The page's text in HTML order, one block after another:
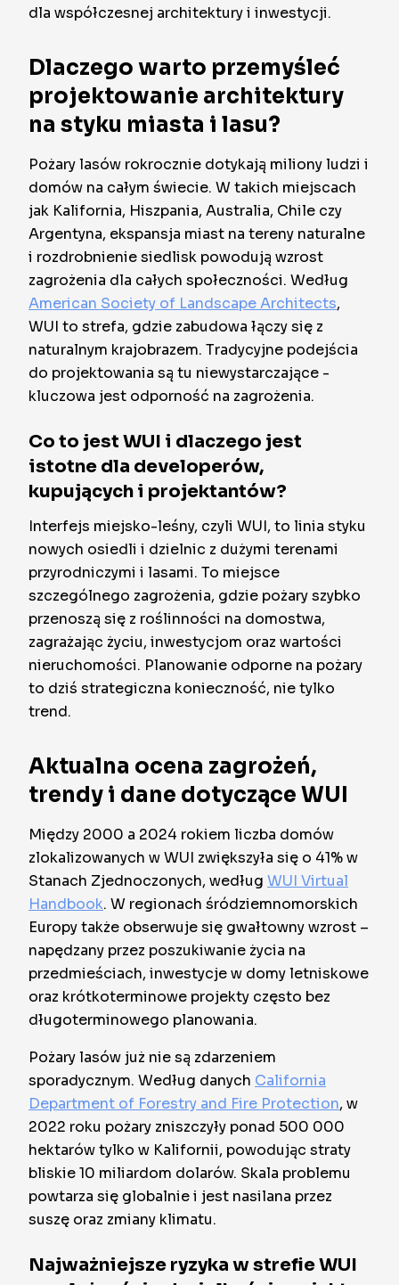
dla współczesnej architektury i inwestycji.
Dlaczego warto przemyśleć
projektowanie architektury
na styku miasta i lasu?
Pożary lasów rokrocznie dotykają miliony ludzi i
domów na całym świecie. W takich miejscach
jak Kalifornia, Hiszpania, Australia, Chile czy
Argentyna, ekspansja miast na tereny naturalne
i rozdrobnienie siedlisk powodują wzrost
zagrożenia dla całych społeczności. Według
American Society of Landscape Architects,
WUI to strefa, gdzie zabudowa łączy się z
naturalnym krajobrazem. Tradycyjne podejścia
do projektowania są tu niewystarczające -
kluczowa jest odporność na zagrożenia.
Co to jest WUI i dlaczego jest
istotne dla developerów,
kupujących i projektantów?
Interfejs miejsko-leśny, czyli WUI, to linia styku
nowych osiedli i dzielnic z dużymi terenami
przyrodniczymi i lasami. To miejsce
szczególnego zagrożenia, gdzie pożary szybko
przenoszą się z roślinności na domostwa,
zagrażając życiu, inwestycjom oraz wartości
nieruchomości. Planowanie odporne na pożary
to dziś strategiczna konieczność, nie tylko
trend.
Aktualna ocena zagrożeń,
trendy i dane dotyczące WUI
Między 2000 a 2024 rokiem liczba domów
zlokalizowanych w WUI zwiększyła się o 41% w
Stanach Zjednoczonych, według WUI Virtual
Handbook. W regionach śródziemnomorskich
Europy także obserwuje się gwałtowny wzrost –
napędzany przez poszukiwanie życia na
przedmieściach, inwestycje w domy letniskowe
oraz krótkoterminowe projekty często bez
długoterminowego planowania.
Pożary lasów już nie są zdarzeniem
sporadycznym. Według danych California
Department of Forestry and Fire Protection, w
2022 roku pożary zniszczyły ponad 500 000
hektarów tylko w Kalifornii, powodując straty
bliskie 10 miliardom dolarów. Skala problemu
powtarza się globalnie i jest nasilana przez
suszę oraz zmiany klimatu.
Najważniejsze ryzyka w strefie WUI